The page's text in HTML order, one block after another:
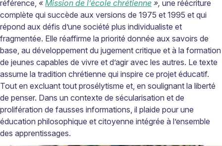
référence, « Mission de l’école chrétienne », une réécriture
complète qui succède aux versions de 1975 et 1995 et qui
répond aux défis d’une société plus individualiste et
fragmentée. Elle réaffirme la priorité donnée aux savoirs de
base, au développement du jugement critique et à la formation
de jeunes capables de vivre et d’agir avec les autres. Le texte
assume la tradition chrétienne qui inspire ce projet éducatif.
Tout en excluant tout prosélytisme et, en soulignant la liberté
de penser. Dans un contexte de sécularisation et de
prolifération de fausses informations, il plaide pour une
éducation philosophique et citoyenne intégrée à l’ensemble
des apprentissages.